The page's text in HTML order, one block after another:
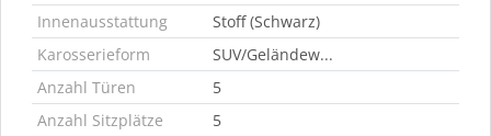
Innenausstattung
Stoff (Schwarz)
Karosserieform
SUV/Geländew...
Anzahl Türen
5
Anzahl Sitzplätze
5